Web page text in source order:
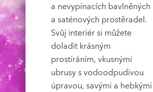
a nevypínacích bavlněných
a saténových prostěradel.
Svůj interiér si můžete
doladit krásným
prostíráním, vkusnými
ubrusy s vodoodpudivou
úpravou, savými a hebkými